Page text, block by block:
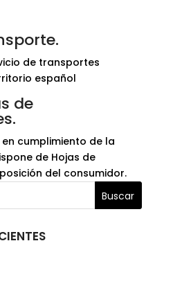
de transportes
español
de
en cumplimiento de la
de Hojas de
del consumidor.